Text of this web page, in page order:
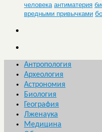
человека антиматерия
вредными привычками
Антропология
Археология
Астрономия
Биология
География
Лженаука
Медицина